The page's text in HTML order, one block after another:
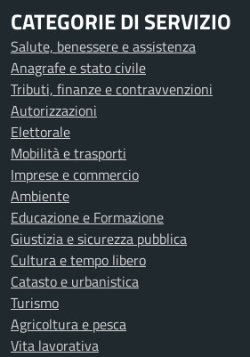
CATEGORIE DI SERVIZIO
Salute, benessere e assistenza
Anagrafe e stato civile
Tributi, finanze e contravvenzioni
Autorizzazioni
Elettorale
Mobilità e trasporti
Imprese e commercio
Ambiente
Educazione e Formazione
Giustizia e sicurezza pubblica
Cultura e tempo libero
Catasto e urbanistica
Turismo
Agricoltura e pesca
Vita lavorativa